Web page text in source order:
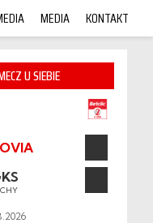
MEDIA KONTAKT
U SIEBIE